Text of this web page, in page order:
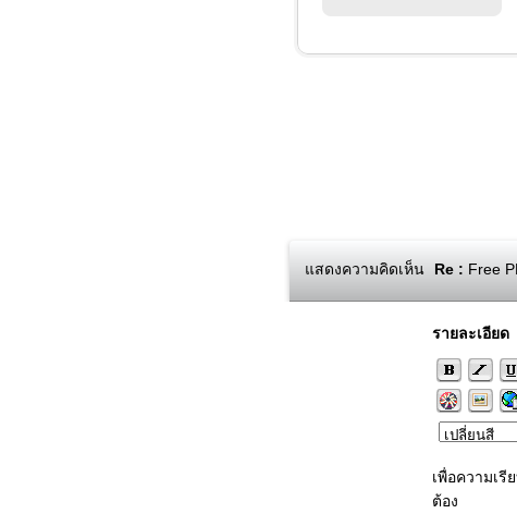
แสดงความคิดเห็น Re : Free
รายละเอียด
เพื่อความเ
ต้อง